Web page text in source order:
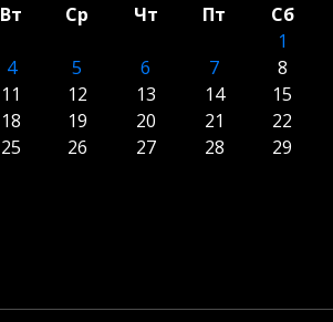
Вт Ср Чт Пт
Сб
1
4 5 6 7
8
11 12 13 14
15
18 19 20 21
22
25 26 27 28
29